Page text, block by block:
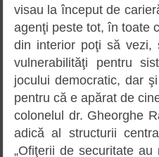
visau la început de
agenţi peste tot, în toate
din interior poţi să
vulnerabilităţi pentru
jocului democratic, dar
pentru că e apărat de
colonelul dr. Gheorghe
adică al structurii
„Ofiţerii de securitate